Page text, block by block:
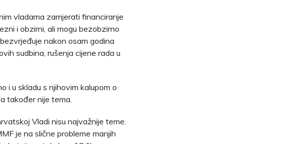
vladama zamjerati financiranje
i obzirni, ali mogu bezobzirno
nakon osam godina
sudbina, rušenja cijene rada u
i u skladu s njihovim kalupom o
također nije tema.
Vladi nisu najvažnije teme.
je na slične probleme manjih